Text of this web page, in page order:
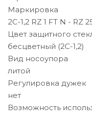
Маркировка
2C-1,2 RZ 1 FT N - RZ
Цвет защитного
бесцветный (2С-1,2)
Вид носоупора
литой
Регулировка дужек
нет
Возможность